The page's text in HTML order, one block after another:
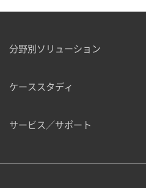
分野別ソリューション
ケーススタディ
サービス／サポート